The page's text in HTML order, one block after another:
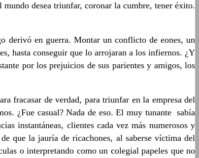
desea triunfar, coronar la cumbre, tener éxito.
derivó en guerra. Montar un conflicto de eones, un
hasta conseguir que lo arrojaran a los infiernos. ¿Y
por los prejuicios de sus parientes y amigos, los
fracasar de verdad, para triunfar en la empresa del
¿Fue casual? Nada de eso. El muy tunante sabía
instantáneas, clientes cada vez más numerosos y
que la jauría de ricachones, al saberse víctima del
o interpretando como un colegial papeles que no